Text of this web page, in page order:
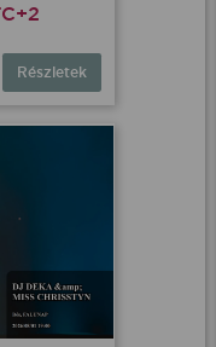
Részletek